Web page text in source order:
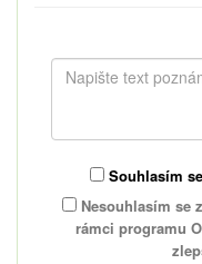
Souhlasím se
Nesouhlasím se
rámci programu